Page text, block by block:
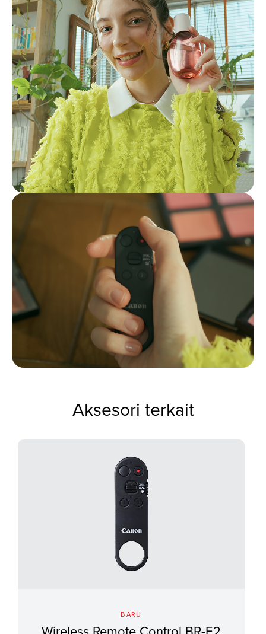
Aksesori terkait
BARU